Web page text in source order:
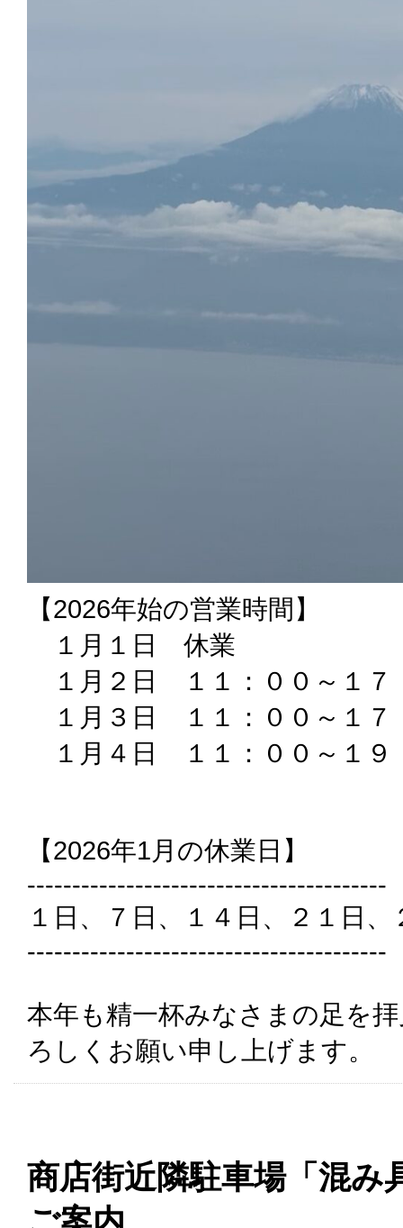
【2026年始の営業時間】
１月１日 休業
１月２日 １１：００～１７
１月３日 １１：００～１７
１月４日 １１：００～１９
【2026年1月の休業日】
----------------------------------------
１日、７日、１４日、２１日、
----------------------------------------
本年も精一杯みなさまの足を
ろしくお願い申し上げます。
商店街近隣駐車場「混み